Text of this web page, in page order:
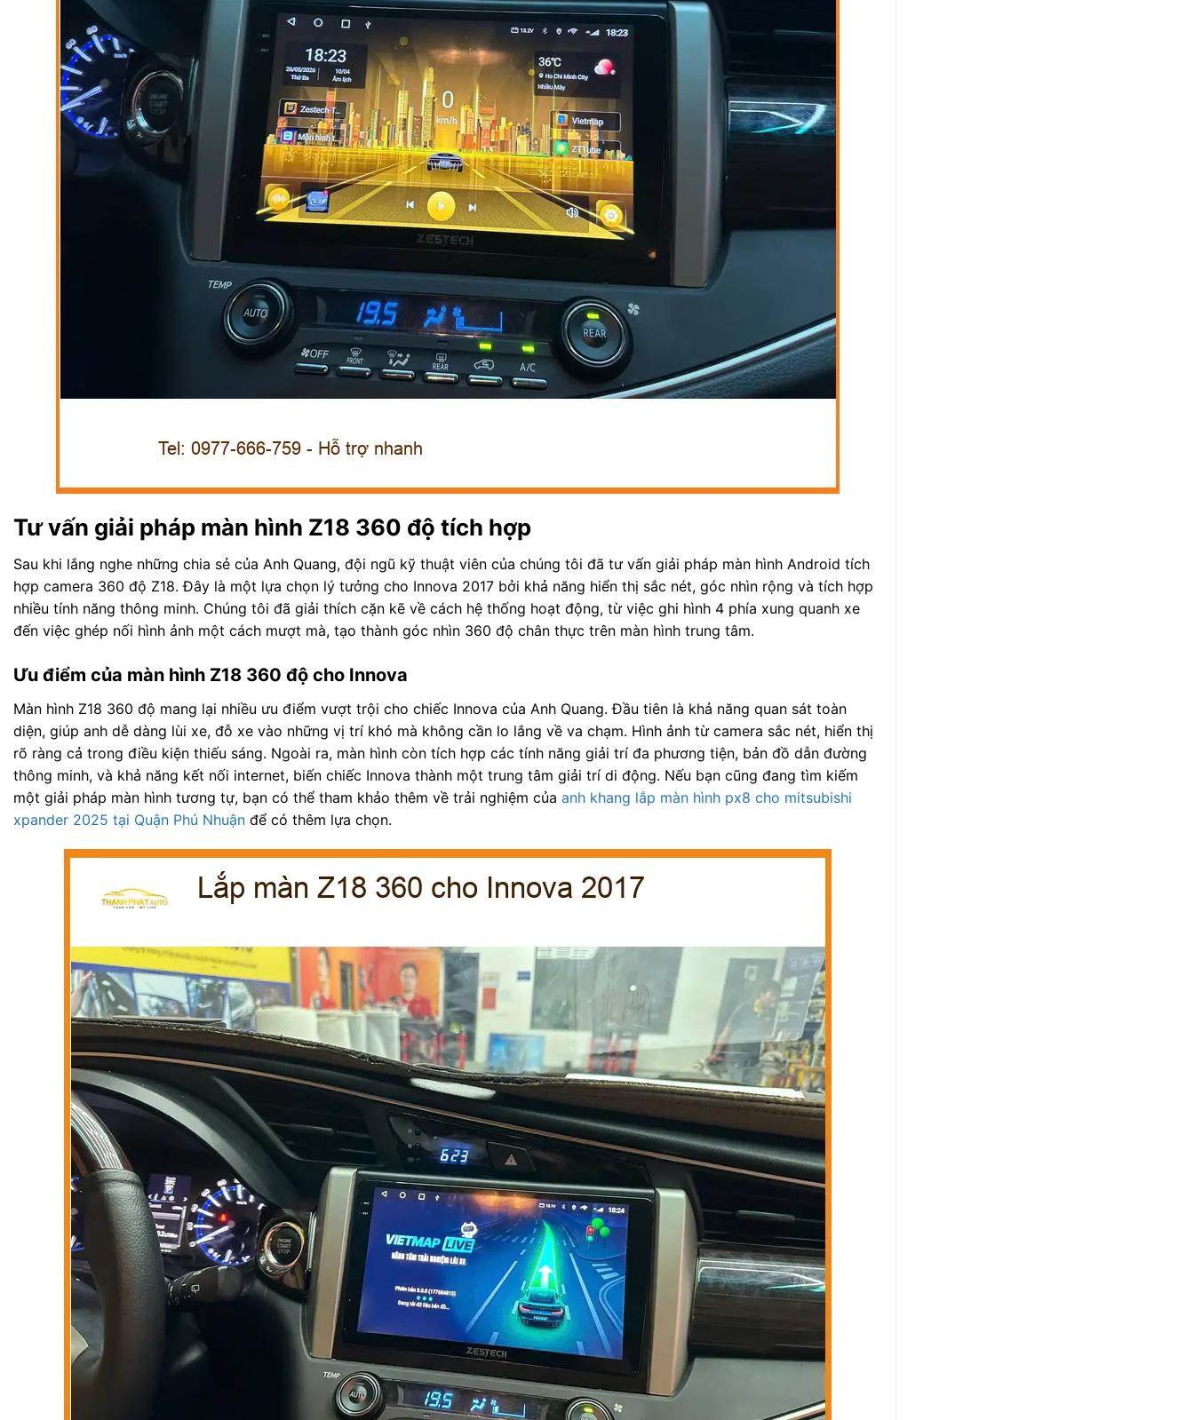
Tư vấn giải pháp màn hình Z18 360 độ tích hợp
Sau khi lắng nghe những chia sẻ của Anh Quang, đội ngũ kỹ thuật viên của chúng tôi đã tư vấn giải pháp màn hình Android tích
hợp camera 360 độ Z18. Đây là một lựa chọn lý tưởng cho Innova 2017 bởi khả năng hiển thị sắc nét, góc nhìn rộng và tích hợp
nhiều tính năng thông minh. Chúng tôi đã giải thích cặn kẽ về cách hệ thống hoạt động, từ việc ghi hình 4 phía xung quanh xe
đến việc ghép nối hình ảnh một cách mượt mà, tạo thành góc nhìn 360 độ chân thực trên màn hình trung tâm.
Ưu điểm của màn hình Z18 360 độ cho Innova
Màn hình Z18 360 độ mang lại nhiều ưu điểm vượt trội cho chiếc Innova của Anh Quang. Đầu tiên là khả năng quan sát toàn
diện, giúp anh dễ dàng lùi xe, đỗ xe vào những vị trí khó mà không cần lo lắng về va chạm. Hình ảnh từ camera sắc nét, hiển thị
rõ ràng cả trong điều kiện thiếu sáng. Ngoài ra, màn hình còn tích hợp các tính năng giải trí đa phương tiện, bản đồ dẫn đường
thông minh, và khả năng kết nối internet, biến chiếc Innova thành một trung tâm giải trí di động. Nếu bạn cũng đang tìm kiếm
một giải pháp màn hình tương tự, bạn có thể tham khảo thêm về trải nghiệm của anh khang lắp màn hình px8 cho mitsubishi
xpander 2025 tại Quận Phú Nhuận để có thêm lựa chọn.